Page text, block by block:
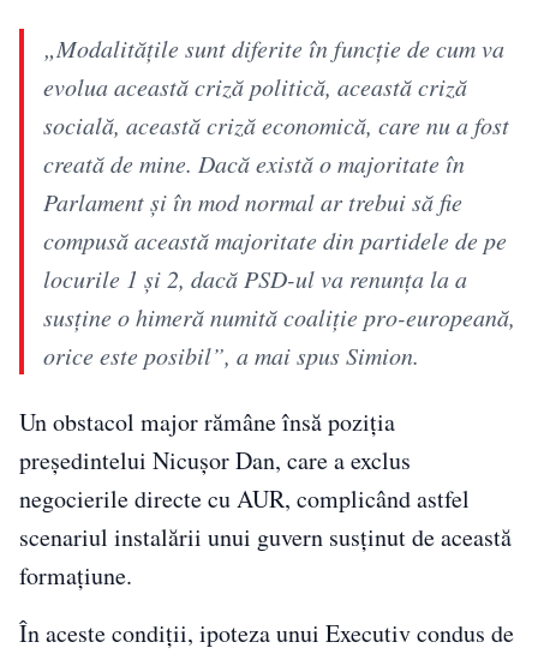
„Modalitățile sunt diferite în funcție de cum va
evolua această criză politică, această criză
socială, această criză economică, care nu a fost
creată de mine. Dacă există o majoritate în
Parlament și în mod normal ar trebui să fie
compusă această majoritate din partidele de pe
locurile 1 și 2, dacă PSD-ul va renunța la a
susține o himeră numită coaliție pro-europeană,
orice este posibil”, a mai spus Simion.
Un obstacol major rămâne însă poziția
președintelui Nicușor Dan, care a exclus
negocierile directe cu AUR, complicând astfel
scenariul instalării unui guvern susținut de această
formațiune.
În aceste condiții, ipoteza unui Executiv condus de